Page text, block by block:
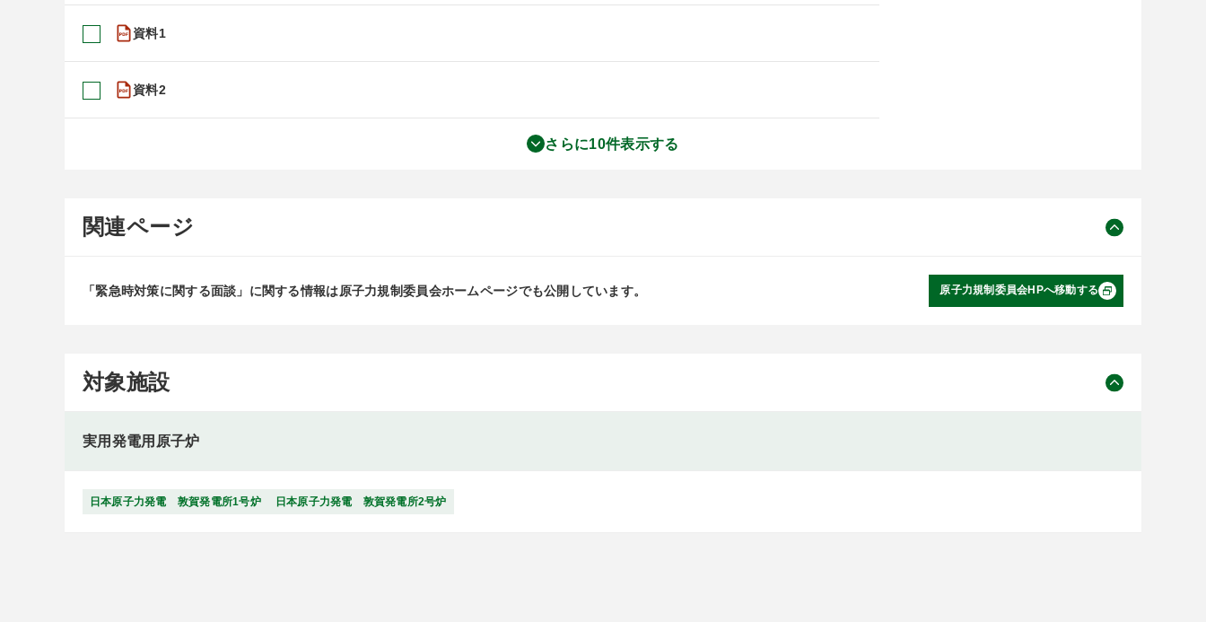
資料1
資料2
さらに10件表示する
関連ページ
「緊急時対策に関する面談」に関する情報は原子力規制委員会ホームページでも公開しています。 原子力規制委員会HPへ移動する
対象施設
実用発電用原子炉
日本原子力発電 敦賀発電所1号炉 日本原子力発電 敦賀発電所2号炉